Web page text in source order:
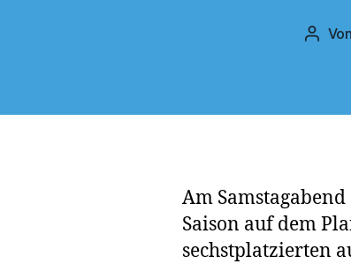
Von
Am
Saison auf dem
sechstplatzierten